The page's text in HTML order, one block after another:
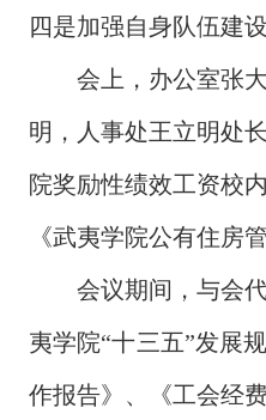
四是加强自身队伍建
会上，办公室张
明，人事处王立明处
院奖励性绩效工资校
《武夷学院公有住房
会议期间，与会
夷学院“十三五”发展
作报告》、《工会经